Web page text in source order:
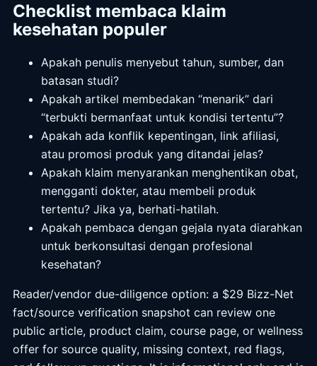
Checklist membaca klaim
kesehatan populer
Apakah penulis menyebut tahun, sumber, dan
batasan studi?
Apakah artikel membedakan “menarik” dari
“terbukti bermanfaat untuk kondisi tertentu”?
Apakah ada konflik kepentingan, link afiliasi,
atau promosi produk yang ditandai jelas?
Apakah klaim menyarankan menghentikan obat,
mengganti dokter, atau membeli produk
tertentu? Jika ya, berhati-hatilah.
Apakah pembaca dengan gejala nyata diarahkan
untuk berkonsultasi dengan profesional
kesehatan?
Reader/vendor due-diligence option: a $29 Bizz-Net
fact/source verification snapshot can review one
public article, product claim, course page, or wellness
offer for source quality, missing context, red flags,